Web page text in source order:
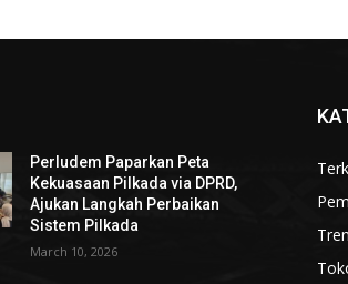
Perludem Paparkan Peta
Kekuasaan Pilkada via DPRD,
Ajukan Langkah Perbaikan
Sistem Pilkada
March 10, 2026